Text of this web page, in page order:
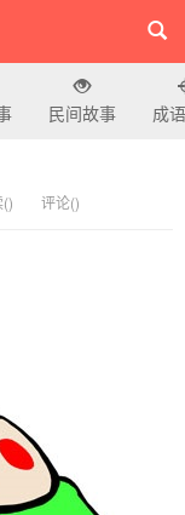
民间故事 成
() 评论()